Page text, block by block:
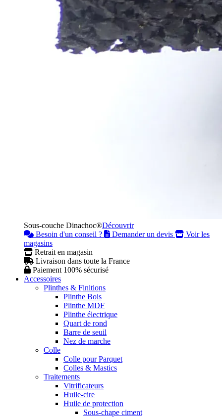
Sous-couche Dinachoc®Découvrir
Besoin d'un conseil ?
Demander un devis
Voir les
magasins
Retrait en magasin
Livraison dans toute la France
Paiement 100% sécurisé
Accessoires
Plinthes & Finitions
Plinthe Bois
Plinthe MDF
Plinthe électrique
Quart de rond
Barre de seuil
Nez de marche
Colle
Colle pour Parquet
Colles & Mastics
Traitements
Vitrificateurs
Huile-cire
Huile de protection
Sous-chape ciment